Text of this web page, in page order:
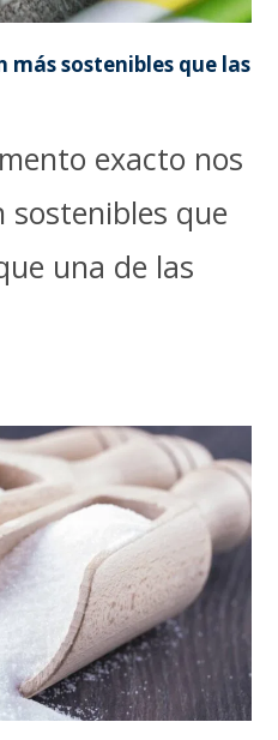
más sostenibles que las
exacto nos
sostenibles que
una de las